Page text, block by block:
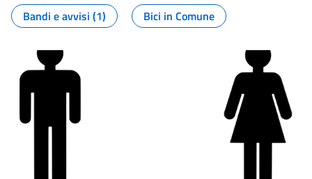
Bandi e avvisi (1)
Bici in Comune